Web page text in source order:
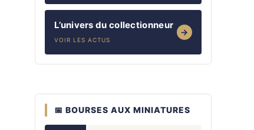
L’univers du collectionneur
VOIR LES ACTUS
→
📅 BOURSES AUX MINIATURES